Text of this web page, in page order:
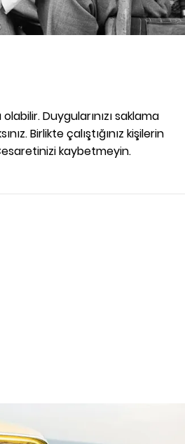
Duygularınızı saklama
Birlikte çalıştığınız kişilerin
kaybetmeyin.